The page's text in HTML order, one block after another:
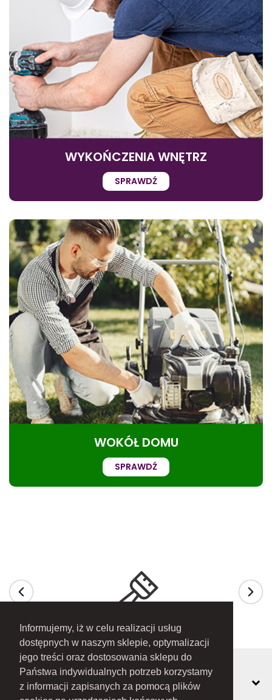
Informujemy, iż w celu realizacji usług
dostępnych w naszym sklepie, optymalizacji
jego treści oraz dostosowania sklepu do
Państwa indywidualnych potrzeb korzystamy
z informacji zapisanych za pomocą plików
WYKOŃCZENIA WNĘTRZ
SPRAWDŹ
WOKÓŁ DOMU
SPRAWDŹ
MOJE KONTO